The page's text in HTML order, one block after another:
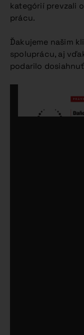
kategórií prevzali
prácu.
Ďakujeme našim
spoluprácu, aj
podarilo